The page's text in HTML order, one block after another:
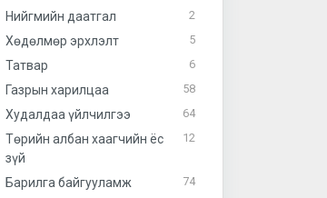
Нийгмийн даатгал 2
Хөдөлмөр эрхлэлт 5
Татвар 6
Газрын харилцаа 58
Худалдаа үйлчилгээ 64
Төрийн албан хаагчийн ёс
зүй
12
Барилга байгууламж 74